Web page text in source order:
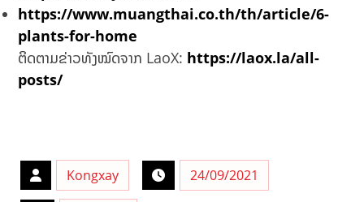
https://www.muangthai.co.th/th/article/6-
plants-for-home
ຕິດຕາມຂ່າວທັງໝົດຈາກ LaoX: https://laox.la/all-
posts/
Kongxay 24/09/2021